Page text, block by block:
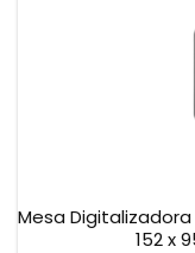
Mesa
152 x